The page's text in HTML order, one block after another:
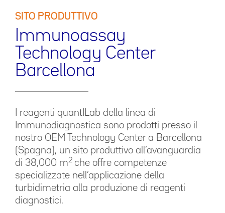
SITO PRODUTTIVO
Immunoassay
Technology Center
Barcellona
I reagenti quantILab della linea di
Immunodiagnostica sono prodotti presso il
nostro OEM Technology Center a Barcellona
(Spagna), un sito produttivo all’avanguardia
di 38,000 m2 che offre competenze
specializzate nell’applicazione della
turbidimetria alla produzione di reagenti
diagnostici.